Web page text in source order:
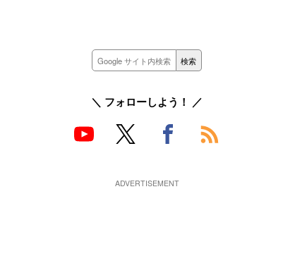
＼ フォローしよう！ ／